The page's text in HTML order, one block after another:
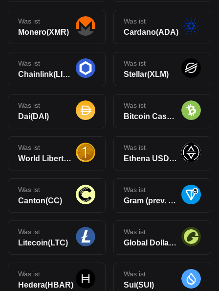
Was ist
Monero(XMR)
Was ist
Cardano(ADA)
Was ist
Chainlink(LINK)
Was ist
Stellar(XLM)
Was ist
Dai(DAI)
Was ist
Bitcoin Cash(BCH)
Was ist
World Liberty Financial USD(USD1)
Was ist
Ethena USDe(USDe)
Was ist
Canton(CC)
Was ist
Gram (prev. Toncoin)(GRAM)
Was ist
Litecoin(LTC)
Was ist
Global Dollar(USDG)
Was ist
Hedera(HBAR)
Was ist
Sui(SUI)